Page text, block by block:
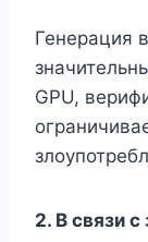
Генерация
GPU,
2. В связи